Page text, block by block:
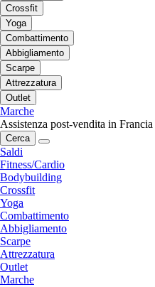
Crossfit
Yoga
Combattimento
Abbigliamento
Scarpe
Attrezzatura
Outlet
Marche
Assistenza post-vendita in Francia
Cerca
Saldi
Fitness/Cardio
Bodybuilding
Crossfit
Yoga
Combattimento
Abbigliamento
Scarpe
Attrezzatura
Outlet
Marche